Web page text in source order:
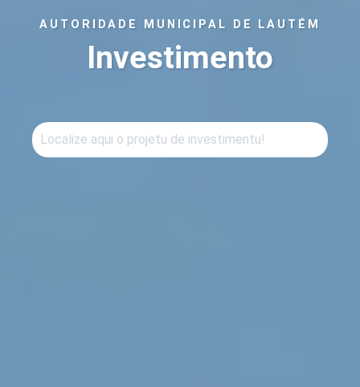
AUTORIDADE MUNICIPAL DE LAUTÉM
Investimento